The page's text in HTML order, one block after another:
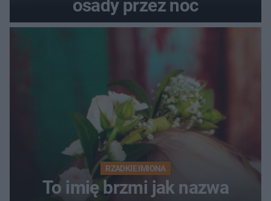
osady przez noc
RZADKIE IMIONA
To imię brzmi jak nazwa